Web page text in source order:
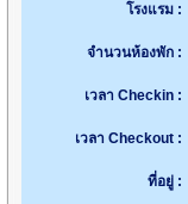
โรงแรม :
จำนวนห้องพัก :
เวลา Checkin :
เวลา Checkout :
ที่อยู่ :